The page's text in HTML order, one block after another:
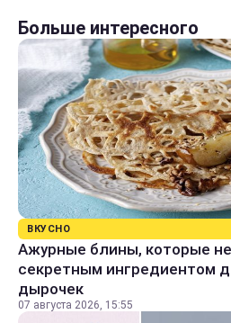
Больше интересного
ВКУСНО
Ажурные блины, которые
секретным ингредиентом
дырочек
07 августа 2026, 15:55